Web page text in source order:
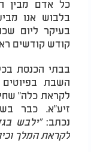
כל אדם מבין
בלבוש אנו
בעיקר ליום
קודש קודשים
בבתי הכנסת
השבת
לקראת כלה"
זיע"א. כבר
נכתב:"ילבש
לקראת המלך